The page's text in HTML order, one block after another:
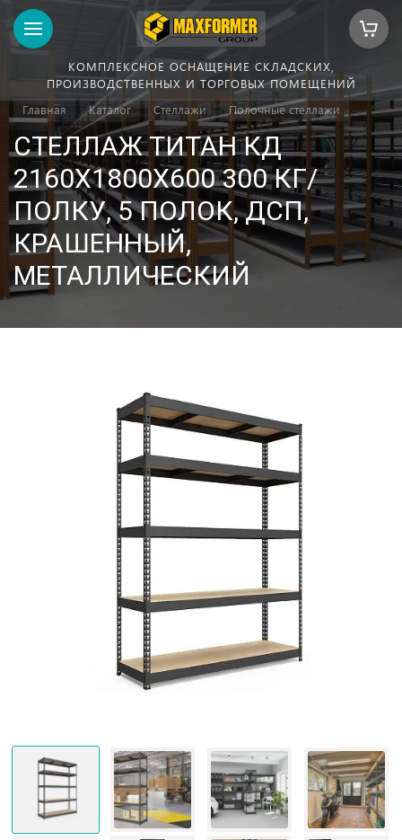
КОМПЛЕКСНОЕ ОСНАЩЕНИЕ СКЛАДСКИХ,
ПРОИЗВОДСТВЕННЫХ И ТОРГОВЫХ ПОМЕЩЕНИЙ
Главная
Каталог Стеллажи Полочные стеллажи
СТЕЛЛАЖ ТИТАН КД
2160Х1800Х600 300 КГ/
ПОЛКУ, 5 ПОЛОК, ДСП,
КРАШЕННЫЙ,
МЕТАЛЛИЧЕСКИЙ